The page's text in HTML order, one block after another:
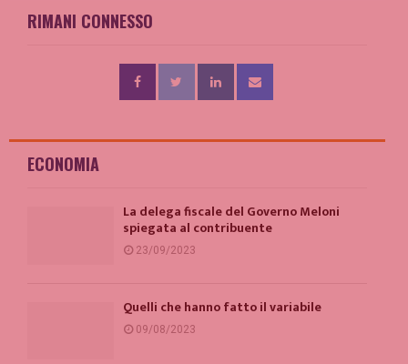
RIMANI CONNESSO
ECONOMIA
La delega fiscale del Governo Meloni
spiegata al contribuente
23/09/2023
Quelli che hanno fatto il variabile
09/08/2023